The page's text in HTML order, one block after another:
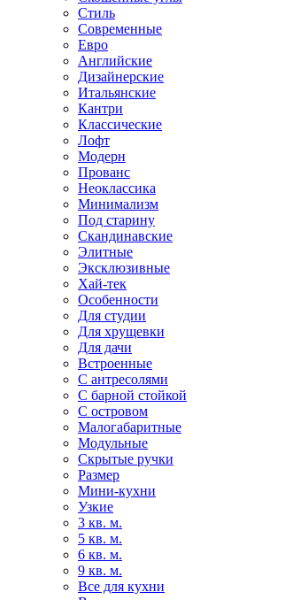
Стиль
Современные
Евро
Английские
Дизайнерские
Итальянские
Кантри
Классические
Лофт
Модерн
Прованс
Неоклассика
Минимализм
Под старину
Скандинавские
Элитные
Эксклюзивные
Хай-тек
Особенности
Для студии
Для хрущевки
Для дачи
Встроенные
С антресолями
С барной стойкой
С островом
Малогабаритные
Модульные
Скрытые ручки
Размер
Мини-кухни
Узкие
3 кв. м.
5 кв. м.
6 кв. м.
9 кв. м.
Все для кухни